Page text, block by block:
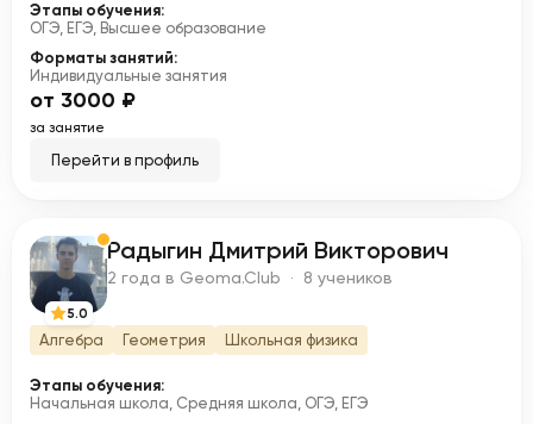
Этапы обучения:
ОГЭ, ЕГЭ, Высшее образование
Форматы занятий:
Индивидуальные занятия
от 3000 ₽
за занятие
Перейти в профиль
Р
5.0
Радыгин Дмитрий Викторович
2 года в Geoma.Club · 8 учеников
Алгебра Геометрия Школьная физика
Этапы обучения:
Начальная школа, Средняя школа, ОГЭ, ЕГЭ